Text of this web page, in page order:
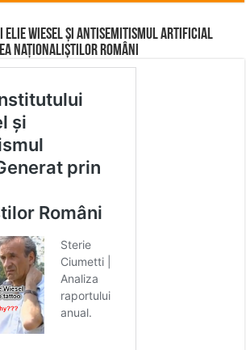
Wiesel și Antisemitismul Artificial
Naționaliștilor Români